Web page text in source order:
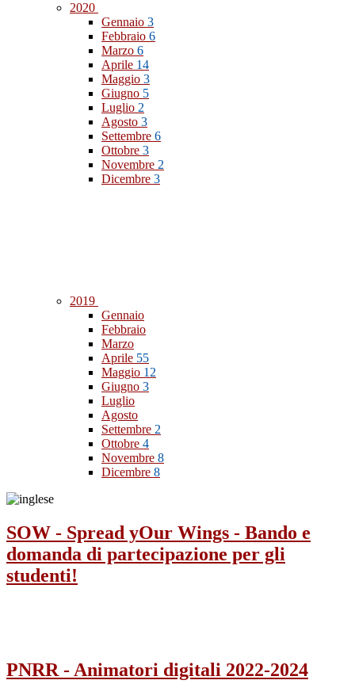
2020
Gennaio 3
Febbraio 6
Marzo 6
Aprile 14
Maggio 3
Giugno 5
Luglio 2
Agosto 3
Settembre 6
Ottobre 3
Novembre 2
Dicembre 3
2019
Gennaio
Febbraio
Marzo
Aprile 55
Maggio 12
Giugno 3
Luglio
Agosto
Settembre 2
Ottobre 4
Novembre 8
Dicembre 8
SOW - Spread yOur Wings - Bando e
domanda di partecipazione per gli
studenti!
PNRR - Animatori digitali 2022-2024